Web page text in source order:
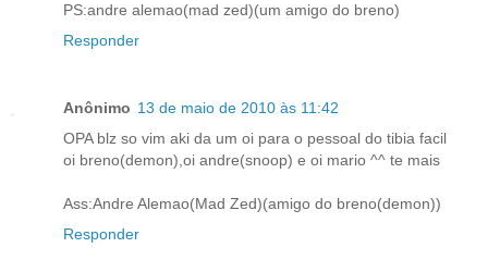
PS:andre alemao(mad zed)(um amigo do breno)
Responder
Anônimo 13 de maio de 2010 às 11:42
OPA blz so vim aki da um oi para o pessoal do tibia facil
oi breno(demon),oi andre(snoop) e oi mario ^^ te mais
Ass:Andre Alemao(Mad Zed)(amigo do breno(demon))
Responder